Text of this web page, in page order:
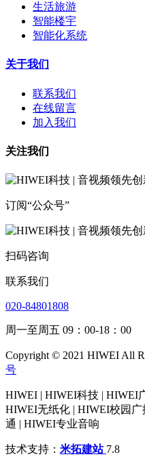
生活旅游
智能楼宇
智能化系统
关于我们
联系我们
在线留言
加入我们
关注我们
订阅“公众号”
扫码咨询
联系我们
020-84801808
周一至周五 09：00-18：00
Copyright © 2021 HIWEI All
号
HIWEI | HIWEI科技 | HIWEI
HIWEI无纸化 | HIWEI校园
通 | HIWEI专业音响
技术支持： 米拓建站 7.8